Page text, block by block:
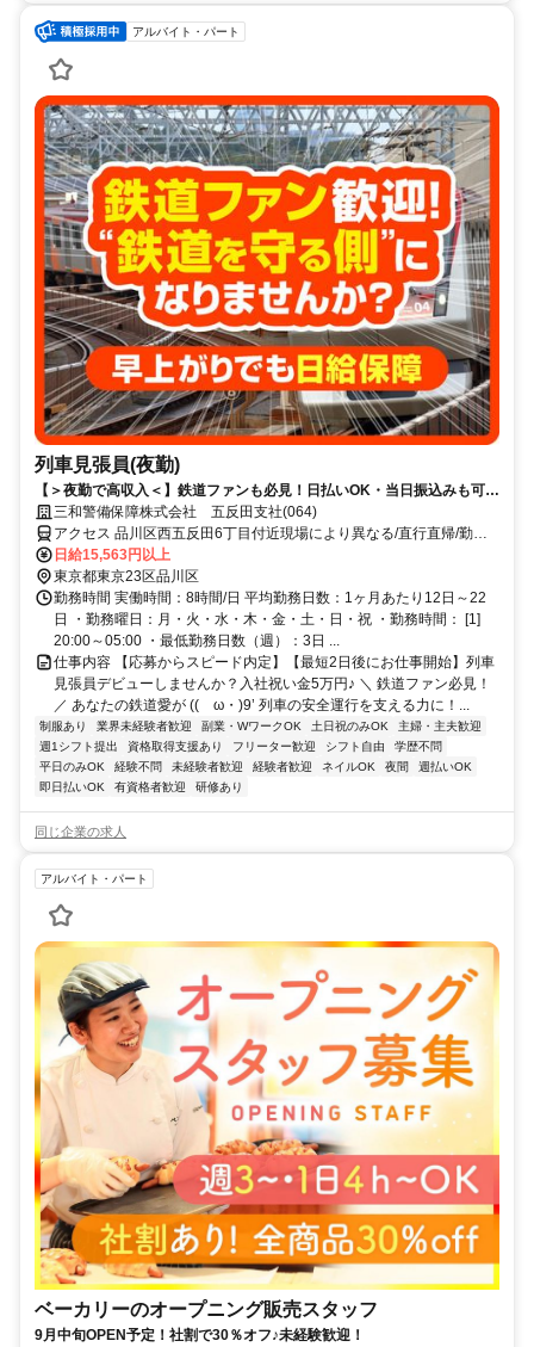
アルバイト・パート
列車見張員(夜勤)
【＞夜勤で高収入＜】鉄道ファンも必見！日払いOK・当日振込みも可能
♪
三和警備保障株式会社 五反田支社(064)
アクセス 品川区西五反田6丁目付近現場により異なる/直行直帰/勤務
地相談可■電話面接■来社不要
日給15,563円以上
東京都東京23区品川区
勤務時間 実働時間：8時間/日 平均勤務日数：1ヶ月あたり12日～22
日 ・勤務曜日：月・火・水・木・金・土・日・祝 ・勤務時間： [1]
20:00～05:00 ・最低勤務日数（週）：3日 ...
仕事内容 【応募からスピード内定】【最短2日後にお仕事開始】列車
見張員デビューしませんか？入社祝い金5万円♪ ＼ 鉄道ファン必見！
／ あなたの鉄道愛が ((ゝω・)9’ 列車の安全運行を支える力に！...
制服あり 業界未経験者歓迎 副業・WワークOK 土日祝のみOK
主婦・主夫歓迎
週1シフト提出
資格取得支援あり フリーター歓迎 シフト自由
学歴不問
平日のみOK
経験不問 未経験者歓迎 経験者歓迎 ネイルOK 夜間
週払いOK
即日払いOK
有資格者歓迎 研修あり
同じ企業の求人
アルバイト・パート
ベーカリーのオープニング販売スタッフ
9月中旬OPEN予定！社割で30％オフ♪未経験歓迎！